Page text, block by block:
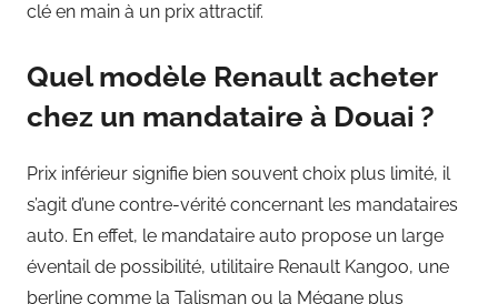
clé en main à un prix attractif.
Quel modèle Renault acheter
chez un mandataire à Douai ?
Prix inférieur signifie bien souvent choix plus limité, il
s’agit d’une contre-vérité concernant les mandataires
auto. En effet, le mandataire auto propose un large
éventail de possibilité, utilitaire Renault Kangoo, une
berline comme la Talisman ou la Mégane plus